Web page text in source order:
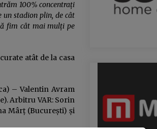
100% concentrați
un stadion plin, de cât
fim cât mai mulți pe
atât de la casa
– Valentin Avram
Arbitru VAR: Sorin
Mârț (București) și